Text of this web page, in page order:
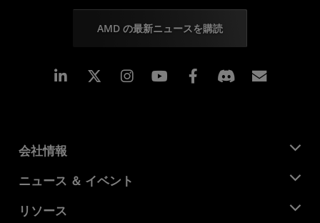
AMD の最新ニュースを購読
Linkedin Instagram Facebook
会社情報
AMD について
企業責任
ニュース ＆ イベント
ニュースルーム
リソース